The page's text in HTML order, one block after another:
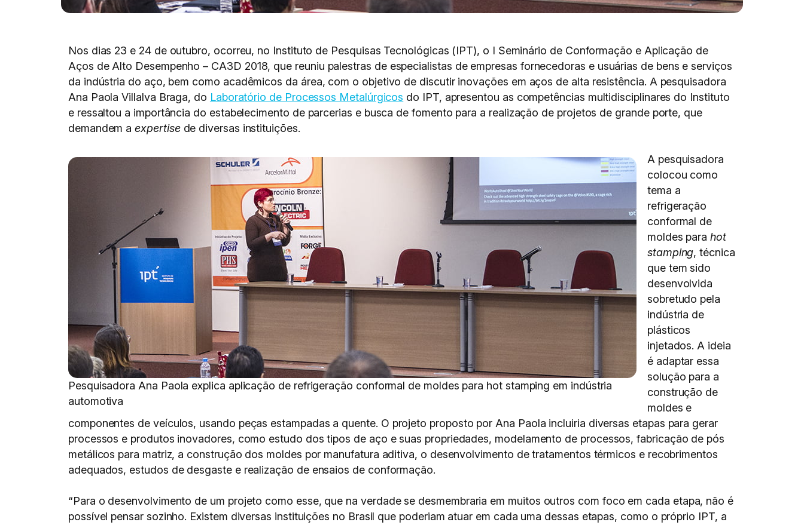
Nos dias 23 e 24 de outubro, ocorreu, no Instituto de Pesquisas Tecnológicas (IPT), o I Seminário de Conformação e Aplicação de
Aços de Alto Desempenho – CA3D 2018, que reuniu palestras de especialistas de empresas fornecedoras e usuárias de bens e serviços
da indústria do aço, bem como acadêmicos da área, com o objetivo de discutir inovações em aços de alta resistência. A pesquisadora
Ana Paola Villalva Braga, do Laboratório de Processos Metalúrgicos do IPT, apresentou as competências multidisciplinares do Instituto
e ressaltou a importância do estabelecimento de parcerias e busca de fomento para a realização de projetos de grande porte, que
demandem aexpertisede diversas instituições.
Pesquisadora Ana Paola explica aplicação de refrigeração conformal de moldes para hot stamping em indústria
automotiva
A pesquisadora
colocou como
tema a
refrigeração
conformal de
moldes para hot
stamping, técnica
que tem sido
desenvolvida
sobretudo pela
indústria de
plásticos
injetados. A ideia
é adaptar essa
solução para a
construção de
moldes e
componentes de veículos, usando peças estampadas a quente. O projeto proposto por Ana Paola incluiria diversas etapas para gerar
processos e produtos inovadores, como estudo dos tipos de aço e suas propriedades, modelamento de processos, fabricação de pós
metálicos para matriz, a construção dos moldes por manufatura aditiva, o desenvolvimento de tratamentos térmicos e recobrimentos
adequados, estudos de desgaste e realização de ensaios de conformação.
“Para o desenvolvimento de um projeto como esse, que na verdade se desmembraria em muitos outros com foco em cada etapa, não é
possível pensar sozinho. Existem diversas instituições no Brasil que poderiam atuar em cada uma dessas etapas, como o próprio IPT, a